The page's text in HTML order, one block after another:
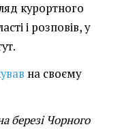
курортного
і розповів, у
на своєму
березі Чорного